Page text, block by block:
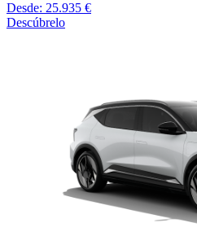
Desde: 25.935 €
Descúbrelo